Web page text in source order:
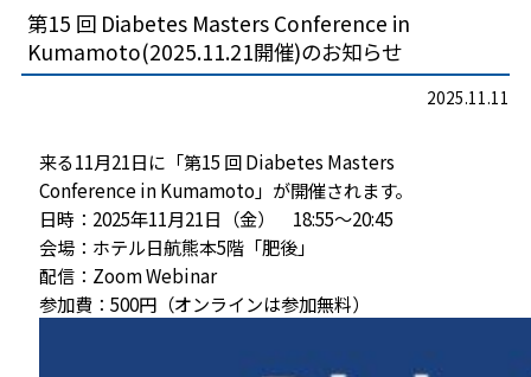
第15 回 Diabetes Masters Conference in
Kumamoto(2025.11.21開催)のお知らせ
2025.11.11
来る11月21日に「第15 回 Diabetes Masters
Conference in Kumamoto」が開催されます。
日時：2025年11月21日（金） 18:55〜20:45
会場：ホテル日航熊本5階「肥後」
配信：Zoom Webinar
参加費：500円（オンラインは参加無料）
サイトマップ